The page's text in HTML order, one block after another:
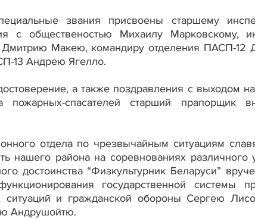
звания присвоены старшему
с общественостью Михаилу Марковскому,
Дмитрию Макею, командиру отделения ПАСП-12
13 Андрею Ягелло.
а также поздравления с выходом
пожарных-спасателей старший прапорщик
отдела по чрезвычайным ситуациям
нашего района на соревнованиях различного
достоинства “Физкультурник Беларуси”
государственной системы
ситуаций и гражданской обороны Сергею
Андрушойтю.